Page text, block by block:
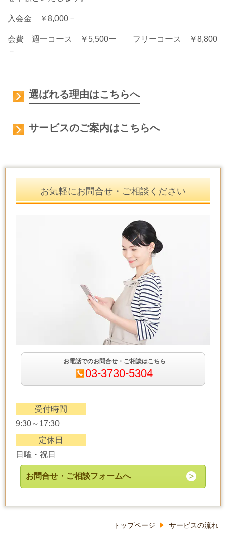
入会金 ￥8,000－
会費 週一コース ￥5,500ー フリーコース ￥8,800
－
選ばれる理由はこちらへ
サービスのご案内はこちらへ
お気軽にお問合せ・ご相談ください
お電話でのお問合せ・ご相談はこちら
03-3730-5304
受付時間
9:30～17:30
定休日
日曜・祝日
お問合せ・ご相談フォームへ
トップページ サービスの流れ